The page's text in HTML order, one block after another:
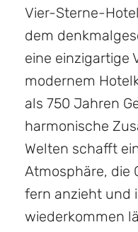
Vier-Sterne-
dem
eine einzigartige
modernem
als 750 Jahren
harmonische
Welten schafft
Atmosphäre, die
fern anzieht und
wiederkommen